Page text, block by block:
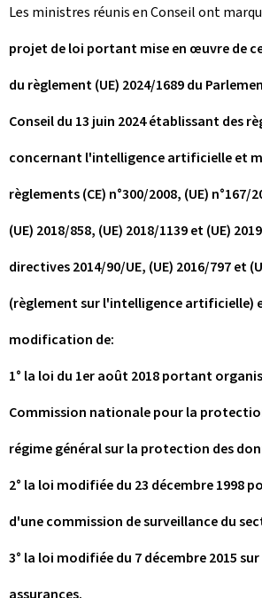
Les ministres réunis en Conseil ont
projet de loi portant mise en œuvre de
du règlement (UE) 2024/1689 du
Conseil du 13 juin 2024 établissant des
concernant l'intelligence artificielle et
règlements (CE) n°300/2008, (UE) n°167/
(UE) 2018/858, (UE) 2018/1139 et (UE)
directives 2014/90/UE, (UE) 2016/797 et
(règlement sur l'intelligence artificielle)
modification de:
1° la loi du 1er août 2018 portant
Commission nationale pour la
régime général sur la protection des
2° la loi modifiée du 23 décembre 1998
d'une commission de surveillance du
3° la loi modifiée du 7 décembre 2015
assurances.